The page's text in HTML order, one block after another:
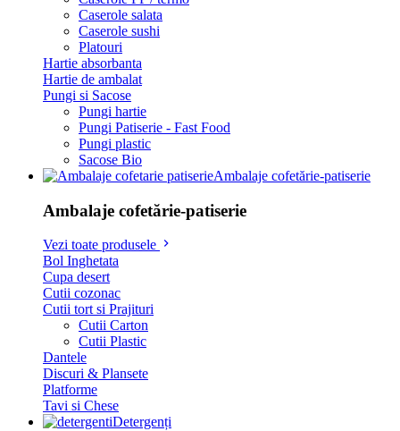
Caserole salata
Caserole sushi
Platouri
Hartie absorbanta
Hartie de ambalat
Pungi si Sacose
Pungi hartie
Pungi Patiserie - Fast Food
Pungi plastic
Sacose Bio
Ambalaje cofetărie-patiserie
Ambalaje cofetărie-patiserie
Vezi toate produsele
Bol Inghetata
Cupa desert
Cutii cozonac
Cutii tort si Prajituri
Cutii Carton
Cutii Plastic
Dantele
Discuri & Plansete
Platforme
Tavi si Chese
Detergenți